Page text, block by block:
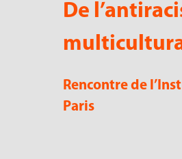
De
Rencontre de
Paris